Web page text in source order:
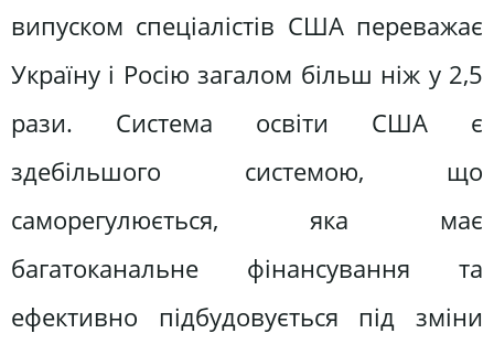
випуском спеціалістів США переважає
Україну і Росію загалом більш ніж у 2,5
рази. Система освіти США є
здебільшого системою, що
саморегулюється, яка має
багатоканальне фінансування та
ефективно підбудовується під зміни